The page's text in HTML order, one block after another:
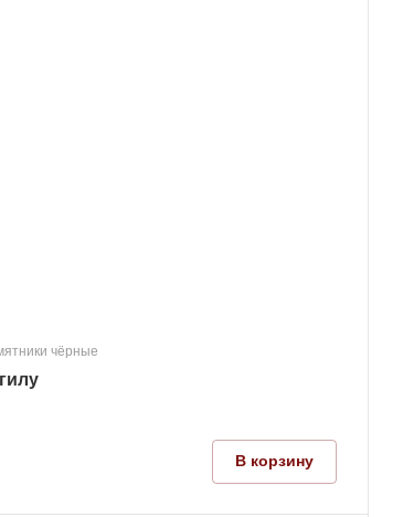
чёрные
В корзину